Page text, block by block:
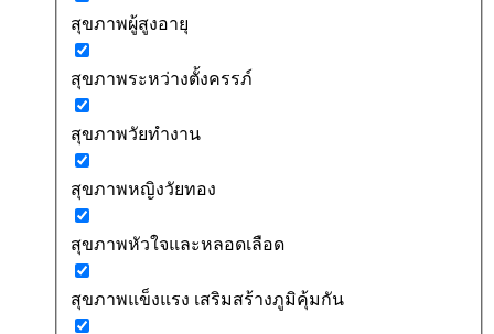
สุขภาพผู้สูงอายุ
สุขภาพระหว่างตั้งครรภ์
สุขภาพวัยทำงาน
สุขภาพหญิงวัยทอง
สุขภาพหัวใจและหลอดเลือด
สุขภาพแข็งแรง เสริมสร้างภูมิคุ้มกัน